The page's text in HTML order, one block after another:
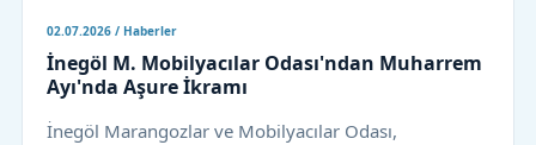
02.07.2026 / Haberler
İnegöl M. Mobilyacılar Odası'ndan Muharrem
Ayı'nda Aşure İkramı
İnegöl Marangozlar ve Mobilyacılar Odası,